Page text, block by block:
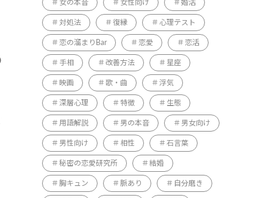
女の本音 女性向け 婚活
対処法 復縁 心理テスト
恋の溜まりBar 恋愛 恋活
手相 改善方法 星座
映画 歌・曲 浮気
深層心理 特徴 生態
用語解説 男の本音 男女向け
男性向け 相性 石言葉
秘密の恋愛研究所 結婚
胸キュン 脈あり 自分磨き